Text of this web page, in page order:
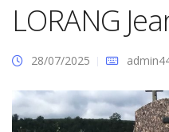
LORANG
28/07/2025